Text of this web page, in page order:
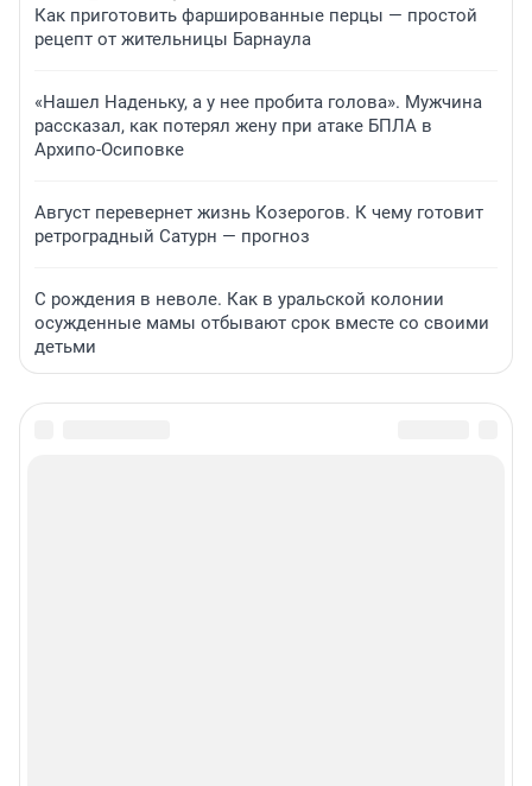
Как приготовить фаршированные перцы — простой
рецепт от жительницы Барнаула
«Нашел Наденьку, а у нее пробита голова». Мужчина
рассказал, как потерял жену при атаке БПЛА в
Архипо-Осиповке
Август перевернет жизнь Козерогов. К чему готовит
ретроградный Сатурн — прогноз
С рождения в неволе. Как в уральской колонии
осужденные мамы отбывают срок вместе со своими
детьми